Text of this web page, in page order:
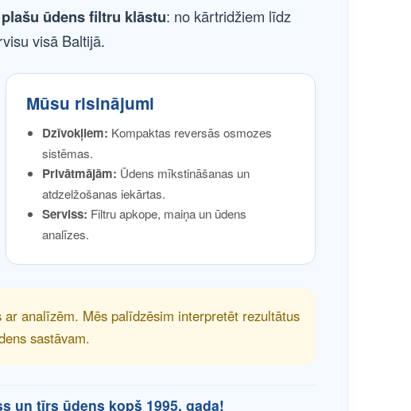
plašu ūdens filtru klāstu: no kārtridžiem līdz
visā Baltijā.
Mūsu risinājumi
Dzīvokļiem: Kompaktas reversās osmozes
sistēmas.
Privātmājām: Ūdens mīkstināšanas un
atdzelžošanas iekārtas.
Serviss: Filtru apkope, maiņa un ūdens
analīzes.
analīzēm. Mēs palīdzēsim interpretēt rezultātus
sastāvam.
un tīrs ūdens kopš 1995. gada!